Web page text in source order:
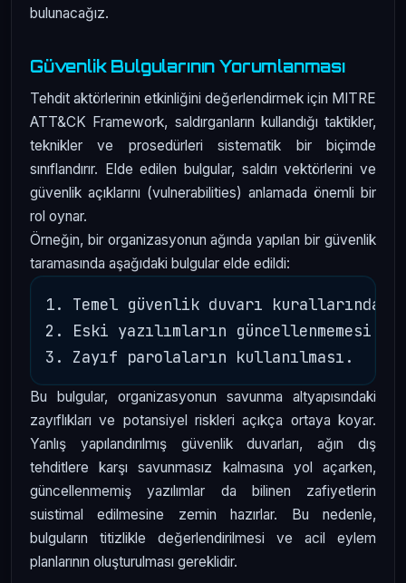
bulunacağız.
Güvenlik Bulgularının Yorumlanması
Tehdit aktörlerinin etkinliğini değerlendirmek için MITRE
ATT&CK Framework, saldırganların kullandığı taktikler,
teknikler ve prosedürleri sistematik bir biçimde
sınıflandırır. Elde edilen bulgular, saldırı vektörlerini ve
güvenlik açıklarını (vulnerabilities) anlamada önemli bir
rol oynar.
Örneğin, bir organizasyonun ağında yapılan bir güvenlik
taramasında aşağıdaki bulgular elde edildi:
1. Temel güvenlik duvarı kurallarında
2. Eski yazılımların güncellenmemesi
Bu bulgular, organizasyonun savunma altyapısındaki
zayıflıkları ve potansiyel riskleri açıkça ortaya koyar.
Yanlış yapılandırılmış güvenlik duvarları, ağın dış
tehditlere karşı savunmasız kalmasına yol açarken,
güncellenmemiş yazılımlar da bilinen zafiyetlerin
suistimal edilmesine zemin hazırlar. Bu nedenle,
bulguların titizlikle değerlendirilmesi ve acil eylem
planlarının oluşturulması gereklidir.